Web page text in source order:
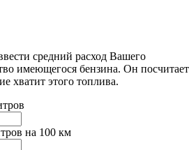
средний расход Вашего
имеющегося бензина. Он посчитает
хватит этого топлива.
на 100 км